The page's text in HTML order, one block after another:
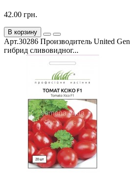
42.00 грн.
В корзину
Арт.30286 Производитель United
гибрид сливовидног...